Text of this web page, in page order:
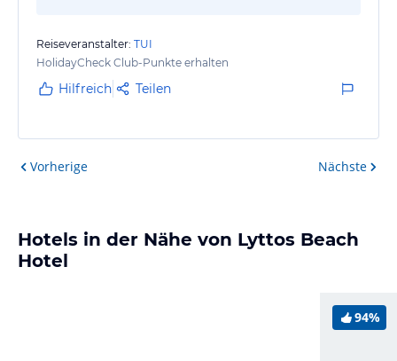
Reiseveranstalter: TUI
HolidayCheck Club-Punkte erhalten
Hilfreich Teilen
Vorherige Nächste
Hotels in der Nähe von Lyttos Beach
Hotel
94%